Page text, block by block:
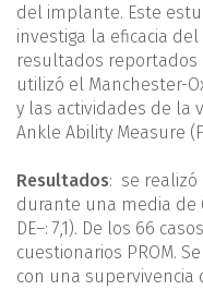
del implante. Este
investiga la eficacia
resultados reportados
utilizó el Manchester-
y las actividades de la
Ankle Ability Measure
Resultados: se realizó
durante una media de
DE–: 7,1). De los 66
cuestionarios PROM.
con una supervivencia